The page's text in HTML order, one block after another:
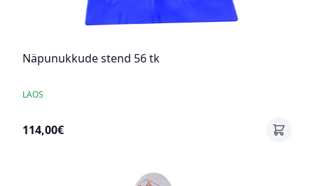
Näpunukkude stend 56 tk
LAOS
114,00€